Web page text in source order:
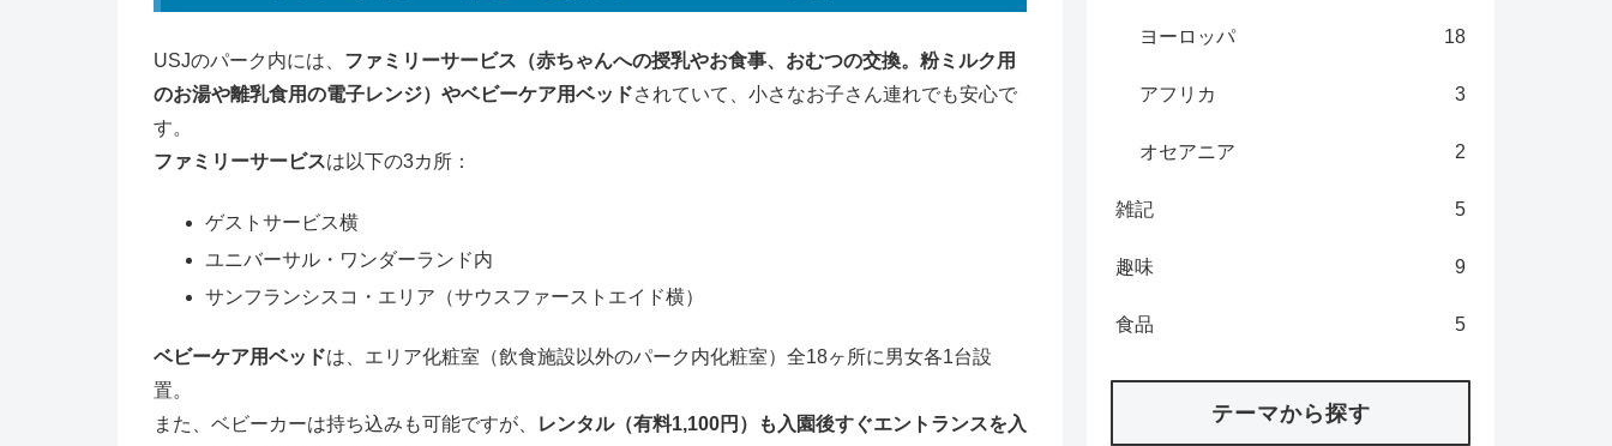
USJのパーク内には、 ファミリーサービス（赤ちゃんへの授乳やお食事、おむつの交換。粉ミルク用
のお湯や離乳食用の電子レンジ）やベビーケア用ベッドされていて、小さなお子さん連れでも安心で
す。
ファミリーサービスは以下の3カ所：
ゲストサービス横
ユニバーサル・ワンダーランド内
サンフランシスコ・エリア（サウスファーストエイド横）
ベビーケア用ベッドは、エリア化粧室（飲食施設以外のパーク内化粧室）全18ヶ所に男女各1台設
置。
また、ベビーカーは持ち込みも可能ですが、
レンタル（有料1,100円）も入園後すぐエントランスを入
ヨーロッパ 18
アフリカ 3
オセアニア 2
雑記 5
趣味 9
食品 5
テーマから探す